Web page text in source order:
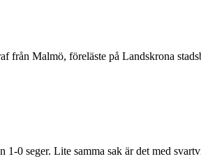
Malmö, föreläste på Landskrona
0 seger. Lite samma sak är det med